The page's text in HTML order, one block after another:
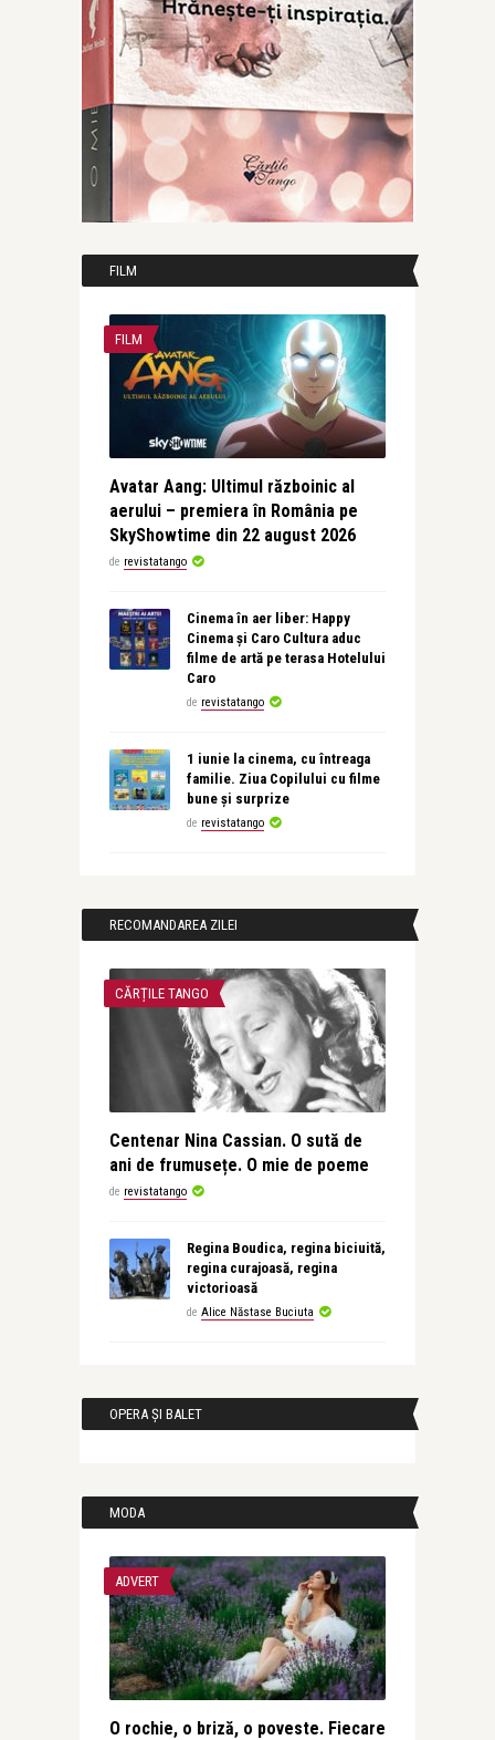
FILM
FILM
Avatar Aang: Ultimul războinic al
aerului – premiera în România pe
SkyShowtime din 22 august 2026
de revistatango
Cinema în aer liber: Happy
Cinema și Caro Cultura aduc
filme de artă pe terasa Hotelului
Caro
de revistatango
1 iunie la cinema, cu întreaga
familie. Ziua Copilului cu filme
bune și surprize
de revistatango
RECOMANDAREA ZILEI
CĂRȚILE TANGO
Centenar Nina Cassian. O sută de
ani de frumusețe. O mie de poeme
de revistatango
Regina Boudica, regina biciuită,
regina curajoasă, regina
victorioasă
de Alice Năstase Buciuta
OPERA ȘI BALET
MODA
ADVERT
O rochie, o briză, o poveste. Fiecare